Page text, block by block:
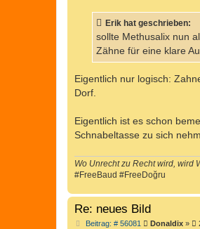
r
a
Erik hat geschrieben:
sollte Methusalix nun
Zähne für eine klare
Eigentlich nur logisch:
Dorf.
Eigentlich ist es schon
Schnabeltasse zu sich
Wo Unrecht zu Recht wird, wird
#FreeBaud #FreeDoğru
Re: neues Bild
Beitrag: # 56081 B Donaldix»